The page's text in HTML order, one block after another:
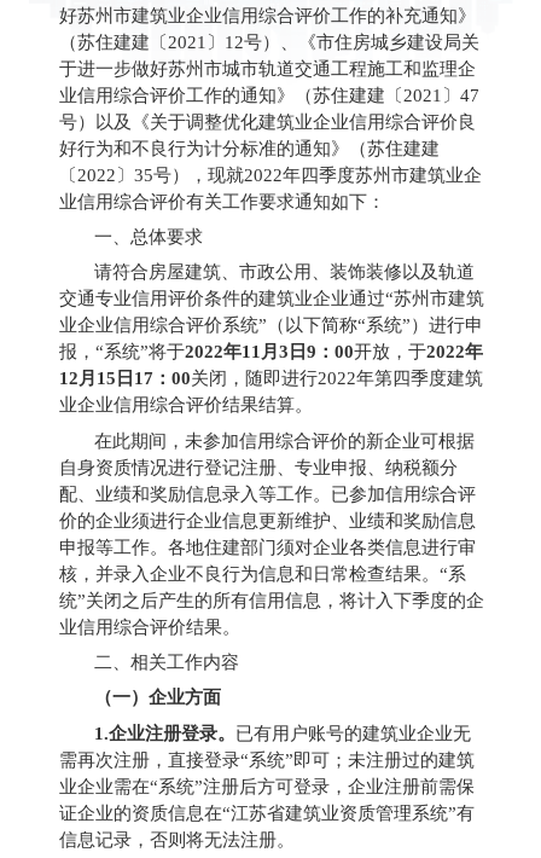
好苏州市建筑业企业信用综合评价工作的补充通知》
（苏住建建〔 2021 〕 12号）、《市住房城乡建设局关
于进一步做好苏州市城市轨道交通工程施工和监理企
业信用综合评价工作的通知》（苏住建建〔 2021 〕 47
号）以及《关于调整优化建筑业企业信用综合评价良
好行为和不良行为计分标准的通知》（苏住建建
〔 2022 〕 35号），现就2022年四季度苏州市建筑业企
业信用综合评价有关工作要求通知如下：
一、总体要求
请符合房屋建筑、市政公用、装饰装修以及轨道
交通专业信用评价条件的建筑业企业通过“苏州市建筑
业企业信用综合评价系统”（以下简称“系统”）进行申
报，“系统”将于2022年11月 3 日9 ： 00开放，于2022年
12月 15 日 17 ： 00关闭，随即进行2022年第四季度建筑
业企业信用综合评价结果结算。
在此期间，未参加信用综合评价的新企业可根据
自身资质情况进行登记注册、专业申报、纳税额分
配、业绩和奖励信息录入等工作。已参加信用综合评
价的企业须进行企业信息更新维护、业绩和奖励信息
申报等工作。 各地住建部门须对企业各类信息进行审
核，并录入企业不良行为信息和日常检查结果。 “系
统”关闭之后产生的所有信用信息，将计入下季度的企
业信用综合评价结果。
二、相关工作内容
（一）企业方面
1.企业注册登录。 已有用户账号的建筑业企业无
需再次注册，直接登录“系统”即可；未注册过的建筑
业企业需在“系统”注册后方可登录，企业注册前需保
证企业的资质信息在“江苏省建筑业资质管理系统”有
信息记录，否则将无法注册。